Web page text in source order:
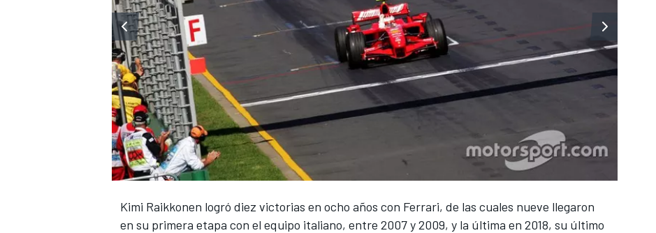
Kimi Raikkonen logró diez victorias en ocho años con Ferrari, de las cuales nueve llegaron
en su primera etapa con el equipo italiano, entre 2007 y 2009, y la última en 2018, su último